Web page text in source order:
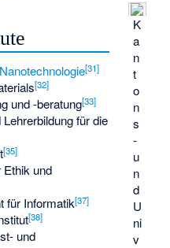
K
a
n
t
o
n
s
-
u
n
d
U
ni
v
Nanotechnologie[31]
[32]
und -beratung[33]
für die
[35]
Ethik und
für Informatik[37]
[38]
und